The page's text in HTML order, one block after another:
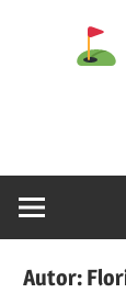
Autor: